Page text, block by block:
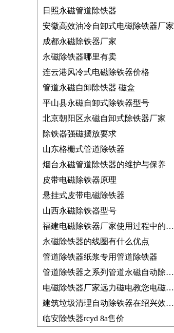
日照永磁管道除铁器
安徽高效油冷自卸式电磁除铁器厂家
成都永磁除铁器厂家
永磁除铁器哪里有卖
连云港风冷式电磁除铁器价格
管道永磁自卸除铁器 磁盒
平山县永磁自卸式除铁器型号
北京朝阳区永磁自卸式除铁器厂家
除铁器强磁摆放要求
山东格栅式管道除铁器
烟台永磁管道除铁器的维护与保养
皮带电磁除铁器原理
悬挂式皮带电磁除铁器
山西永磁除铁器型号
福建电磁除铁器厂家使用过程中的故障排查
永磁除铁器的线圈有什么优点
管道除铁器纸浆专用管道除铁器
管道除铁器之系列管道永磁自动除铁器
电磁除铁器厂家远力磁电教您电磁除铁器如何接线问题
建筑垃圾清理自动除铁器在绍兴效果好,老客户返介绍多
临安除铁器rcyd 8a售价